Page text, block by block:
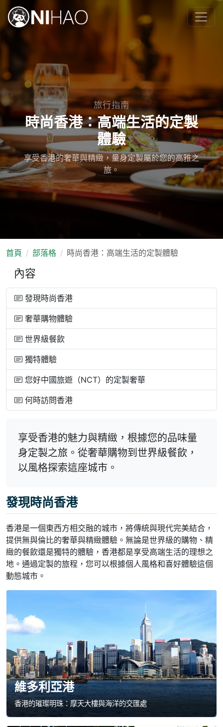
旅行指南
時尚香港：高端生活的定製
體驗
享受香港的奢華與精緻，量身定製屬於您的高雅之
旅。
首頁 部落格 時尚香港：高端生活的定製體驗
內容
發現時尚香港
奢華購物體驗
世界級餐飲
獨特體驗
您好中國旅遊（NCT）的定製奢華
何時訪問香港
享受香港的魅力與精緻，根據您的品味量
身定製之旅。從奢華購物到世界級餐飲，
以風格探索這座城市。
發現時尚香港
香港是一個東西方相交融的城市，將傳統與現代完美結合，
提供無與倫比的奢華與精緻體驗。無論是世界級的購物、精
緻的餐飲還是獨特的體驗，香港都是享受高端生活的理想之
地。通過定製的旅程，您可以根據個人風格和喜好體驗這個
動態城市。
維多利亞港
香港的璀璨明珠：摩天大樓與海洋的交匯處